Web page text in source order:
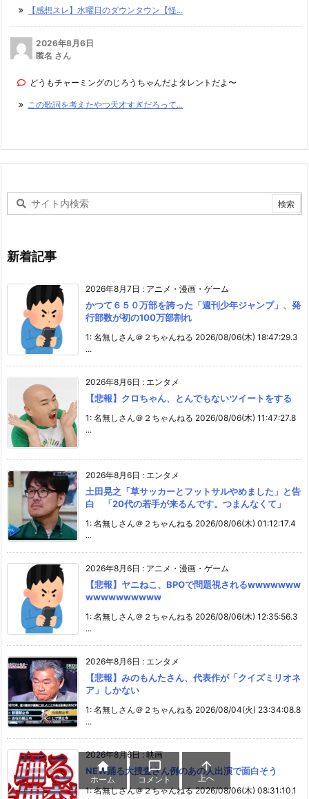
【感想スレ】水曜日のダウンタウン【怪...
2026年8月6日
匿名 さん
どうもチャーミングのじろうちゃんだよタレントだよ〜
この歌詞を考えたやつ天才すぎだろって...
新着記事
2026年8月7日 : アニメ・漫画・ゲーム
かつて６５０万部を誇った「週刊少年ジャンプ」、発
行部数が初の100万部割れ
1: 名無しさん＠２ちゃんねる 2026/08/06(木) 18:47:29.3
...
2026年8月6日 : エンタメ
【悲報】クロちゃん、とんでもないツイートをする
1: 名無しさん＠２ちゃんねる 2026/08/06(木) 11:47:27.8
...
2026年8月6日 : エンタメ
土田晃之「草サッカーとフットサルやめました」と告
白 「20代の若手が来るんです。つまんなくて」
1: 名無しさん＠２ちゃんねる 2026/08/06(木) 01:12:17.4
...
2026年8月6日 : アニメ・漫画・ゲーム
【悲報】ヤニねこ、BPOで問題視されるwwwwwww
wwwwwwwwww
1: 名無しさん＠２ちゃんねる 2026/08/06(木) 12:35:56.3
...
2026年8月6日 : エンタメ
【悲報】みのもんたさん、代表作が「クイズミリオネ
ア」しかない
1: 名無しさん＠２ちゃんねる 2026/08/04(火) 23:34:08.8
...
2026年8月6日:映画
NEW踊る大捜査さん例のあの人出演で面白そう
1: 名無しさん＠２ちゃんねる 2026/08/06(木) 08:31:10.1

ホーム

コメント

上へ